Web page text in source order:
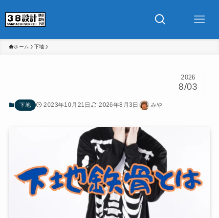
ホーム 下地
2026
8/03
下地 2023年10月21日 2026年8月3日 みや